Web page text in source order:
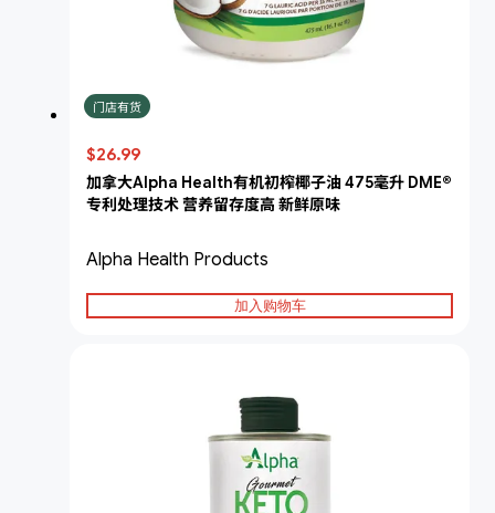
门店有货
$26.99
加拿大Alpha Health有机初榨椰子油 475毫升 DME®
专利处理技术 营养留存度高 新鲜原味
Alpha Health Products
加入购物车